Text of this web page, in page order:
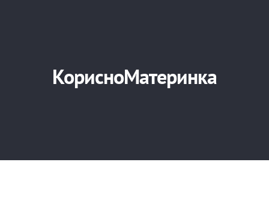
КорисноМатеринка